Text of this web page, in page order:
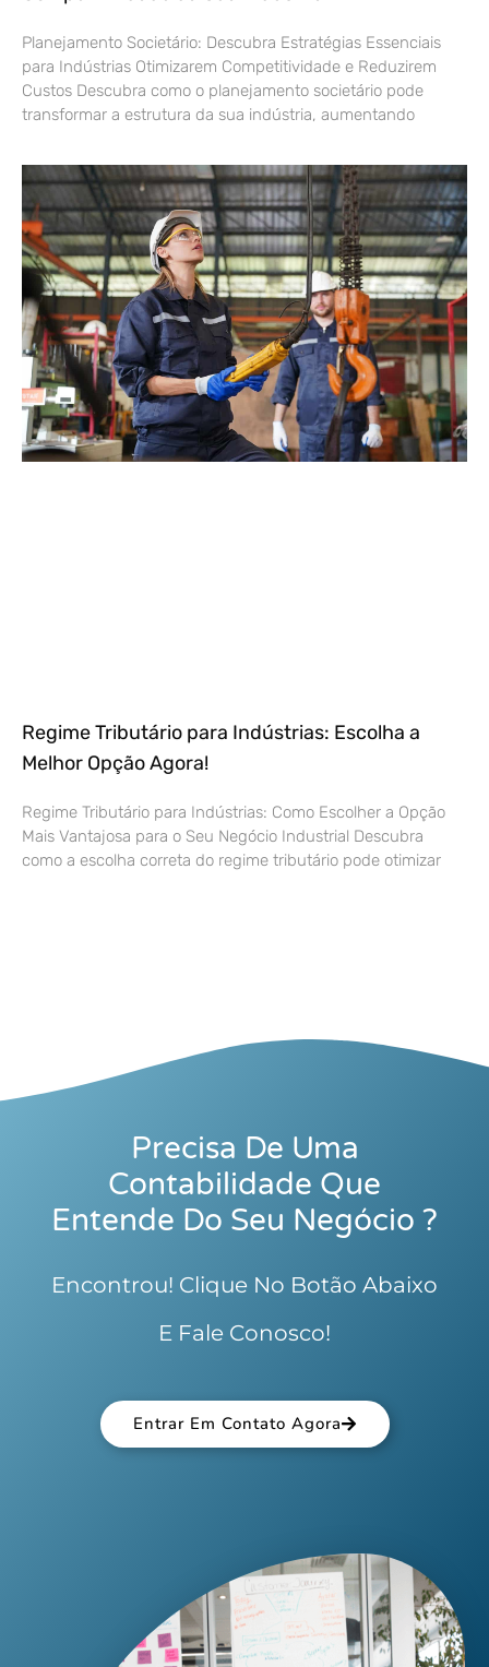
Planejamento Societário: Descubra Estratégias Essenciais
para Indústrias Otimizarem Competitividade e Reduzirem
Custos Descubra como o planejamento societário pode
transformar a estrutura da sua indústria, aumentando
Regime Tributário para Indústrias: Escolha a
Melhor Opção Agora!
Regime Tributário para Indústrias: Como Escolher a Opção
Mais Vantajosa para o Seu Negócio Industrial Descubra
como a escolha correta do regime tributário pode otimizar
Precisa De Uma
Contabilidade Que
Entende Do Seu Negócio ?
Encontrou! Clique No Botão Abaixo
E Fale Conosco!
Entrar Em Contato Agora